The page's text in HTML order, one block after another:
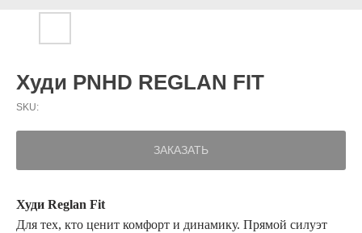
Худи PNHD REGLAN FIT
SKU:
ЗАКАЗАТЬ
Худи Reglan Fit
Для тех, кто ценит комфорт и динамику. Прямой силуэт